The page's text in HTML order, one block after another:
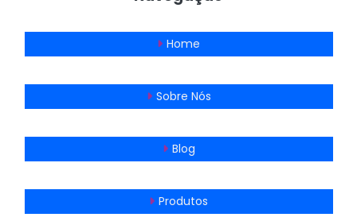
Home
Sobre Nós
Blog
Produtos